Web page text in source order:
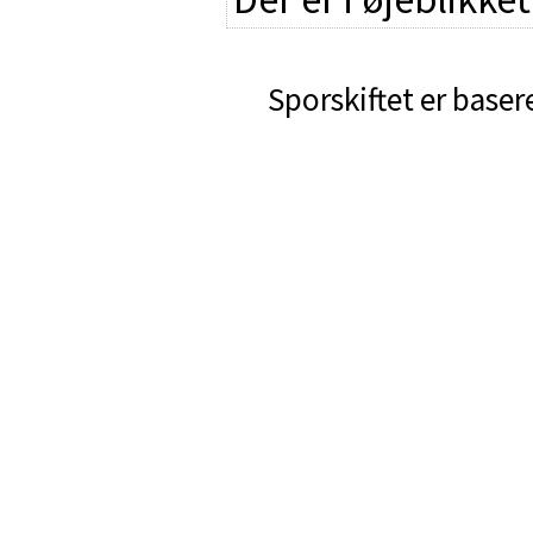
Sporskiftet er